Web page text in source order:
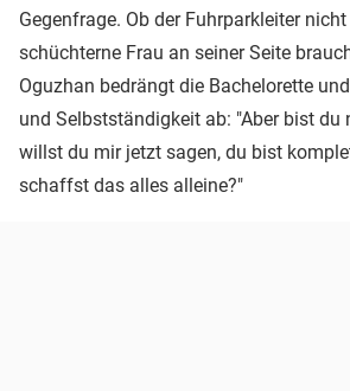
Gegenfrage. Ob der Fuhrparkleiter nicht
schüchterne Frau an seiner Seite
Oguzhan bedrängt die Bachelorette
und Selbstständigkeit ab: "Aber bist du
willst du mir jetzt sagen, du bist
schaffst das alles alleine?"